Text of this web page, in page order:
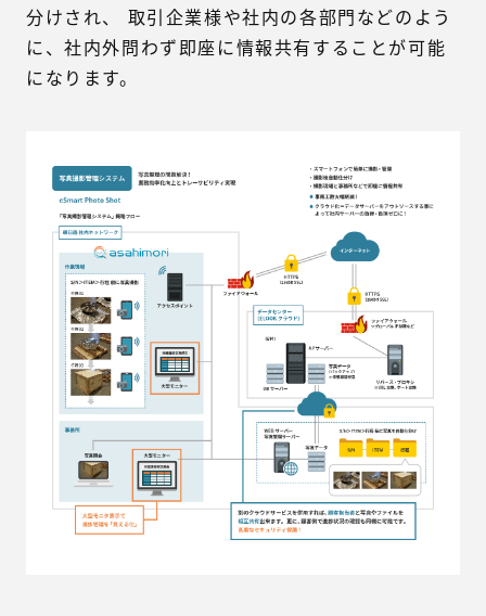
分けされ、 取引企業様や社内の各部門などのよう
に、社内外問わず即座に情報共有することが可能
になります。